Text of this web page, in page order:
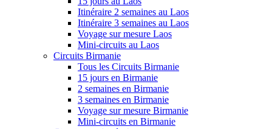
Itinéraire 2 semaines au Laos
Itinéraire 3 semaines au Laos
Voyage sur mesure Laos
Mini-circuits au Laos
Circuits Birmanie
Tous les Circuits Birmanie
15 jours en Birmanie
2 semaines en Birmanie
3 semaines en Birmanie
Voyage sur mesure Birmanie
Mini-circuits en Birmanie